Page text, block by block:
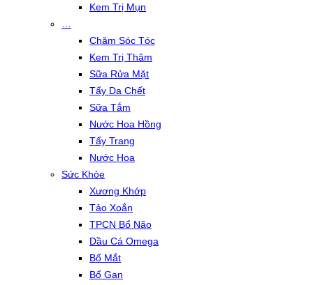
Kem Trị Mụn
Chăm Sóc Tóc
Kem Trị Thâm
Sữa Rửa Mặt
Tẩy Da Chết
Sữa Tắm
Nước Hoa Hồng
Tẩy Trang
Nước Hoa
Sức Khỏe
Xương Khớp
Tảo Xoắn
TPCN Bổ Não
Dầu Cá Omega
Bổ Mắt
Bổ Gan